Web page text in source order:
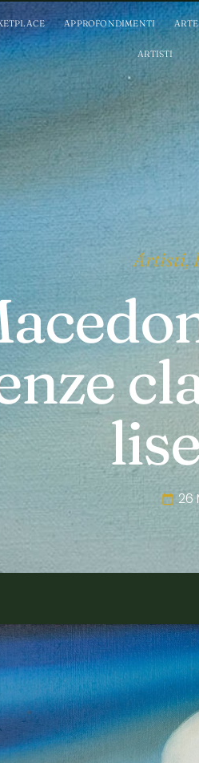
APPROFONDIMENTI
ARTISTI
Artisti,
26